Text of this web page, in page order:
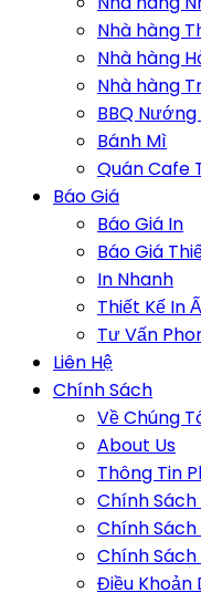
Nhà hàng
Nhà hàng
Nhà hàng
BBQ Nướng
Bánh Mì
Quán Cafe
Báo Giá
Báo Giá In
Báo Giá
In Nhanh
Thiết Kế In
Tư Vấn
Liên Hệ
Chính Sách
Về Chúng
About Us
Thông Tin
Chính
Chính
Chính Sách
Điều Khoản